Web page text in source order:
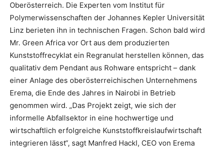
Oberösterreich. Die Experten vom Institut für
Polymerwissenschaften der Johannes Kepler Universität
Linz berieten ihn in technischen Fragen. Schon bald wird
Mr. Green Africa vor Ort aus dem produzierten
Kunststoffrecyklat ein Regranulat herstellen können, das
qualitativ dem Pendant aus Rohware entspricht – dank
einer Anlage des oberösterreichischen Unternehmens
Erema, die Ende des Jahres in Nairobi in Betrieb
genommen wird. „Das Projekt zeigt, wie sich der
informelle Abfallsektor in eine hochwertige und
wirtschaftlich erfolgreiche Kunststoffkreislaufwirtschaft
integrieren lässt“, sagt Manfred Hackl, CEO von Erema